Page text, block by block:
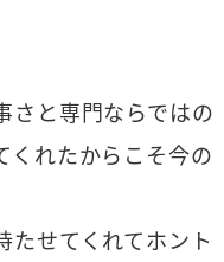
さと専門ならではの
くれたからこそ今の
たせてくれてホント